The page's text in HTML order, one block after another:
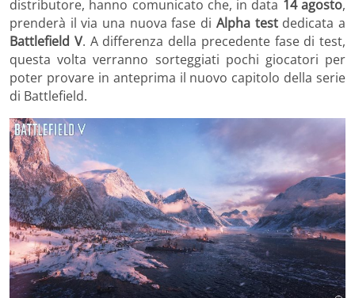
distributore, hanno comunicato che, in data 14 agosto,
prenderà il via una nuova fase di Alpha testdedicata a
Battlefield V. A differenza della precedente fase di test,
questa volta verranno sorteggiati pochi giocatori per
poter provare in anteprima il nuovo capitolo della serie
di Battlefield.